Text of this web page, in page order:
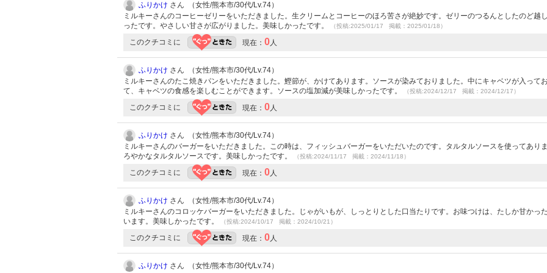
ふりかけ さん （女性/熊本市/30代/Lv.74）
ミルキーさんのコーヒーゼリーをいただきました。生クリームとコーヒーのほろ苦さが絶妙です。ゼリーのつるんとしたのど越
ったです。やさしい甘さが広がりました。美味しかったです。
（投稿:2025/01/17 掲載：2025/01/18）
このクチコミに 現在： 0人
ふりかけ さん （女性/熊本市/30代/Lv.74）
ミルキーさんのたこ焼きパンをいただきました。鰹節が、かけてあります。ソースが染みておりました。中にキャベツが入って
て、キャベツの食感を楽しむことができます。ソースの塩加減が美味しかったです。
（投稿:2024/12/17 掲載：2024/12/17）
このクチコミに 現在： 0人
ふりかけ さん （女性/熊本市/30代/Lv.74）
ミルキーさんのバーガーをいただきました。この時は、フィッシュバーガーをいただいたのです。タルタルソースを使ってあり
ろやかなタルタルソースです。美味しかったです。
（投稿:2024/11/17 掲載：2024/11/18）
このクチコミに 現在： 0人
ふりかけ さん （女性/熊本市/30代/Lv.74）
ミルキーさんのコロッケバーガーをいただきました。じゃがいもが、しっとりとした口当たりです。お味つけは、たしか甘かっ
います。美味しかったです。
（投稿:2024/10/17 掲載：2024/10/21）
このクチコミに 現在： 0人
ふりかけ さん （女性/熊本市/30代/Lv.74）